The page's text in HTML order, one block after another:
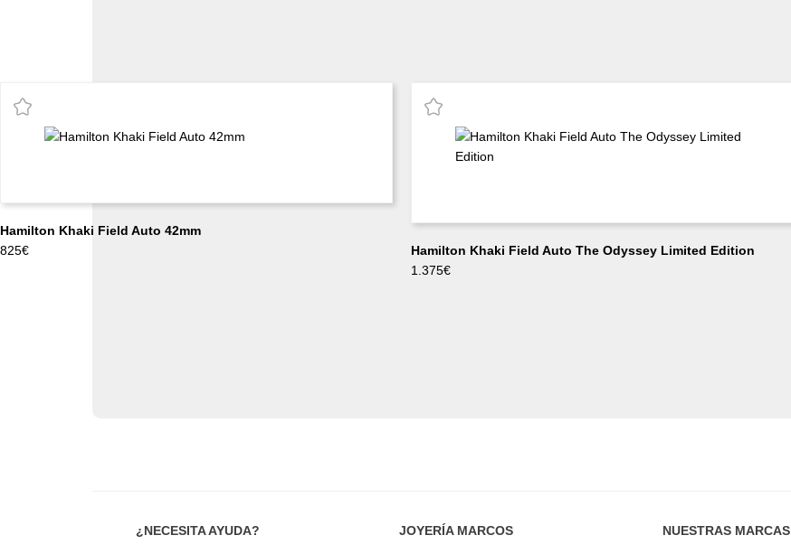
Hamilton Khaki Field Auto 42mm
825€
Hamilton Khaki Field Auto The Odyssey Limited Edition
1.375€
¿NECESITA AYUDA? JOYERÍA MARCOS NUESTRAS MARCAS